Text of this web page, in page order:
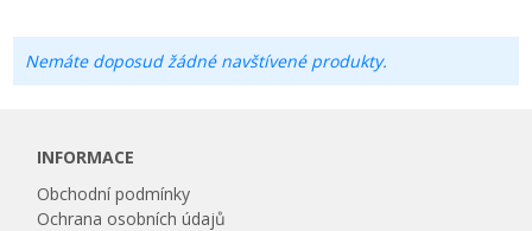
Nemáte doposud žádné navštívené produkty.
INFORMACE
Obchodní podmínky
Ochrana osobních údajů